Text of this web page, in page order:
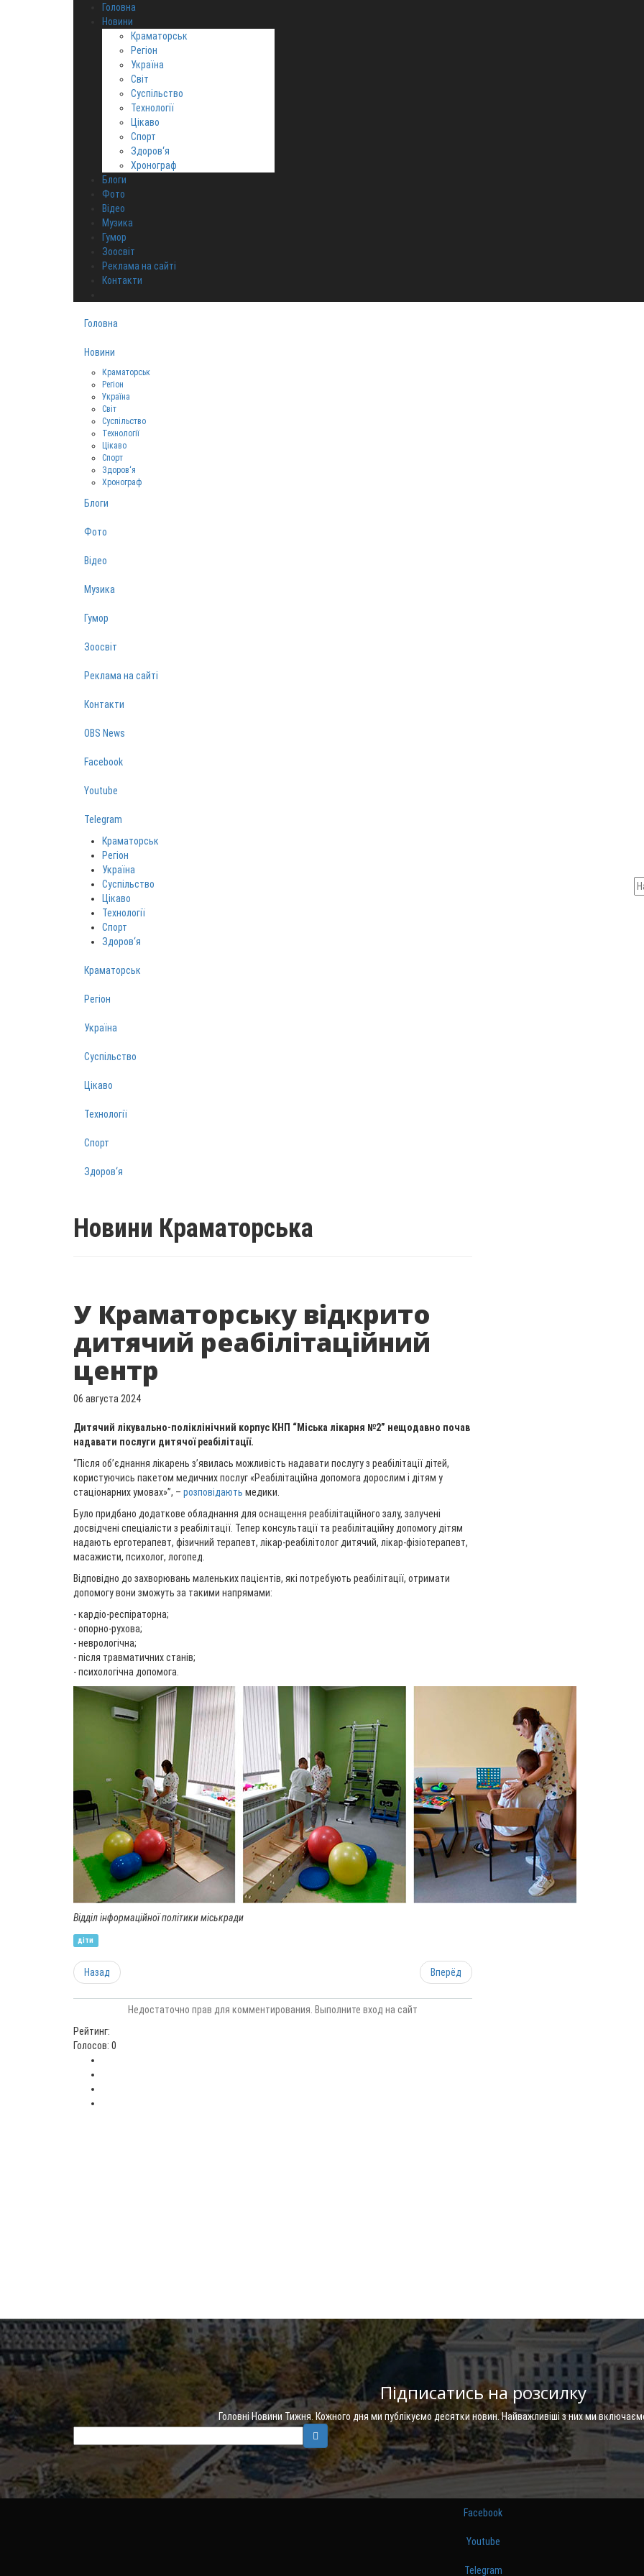
Головна
Новини
Краматорськ
Регіон
Україна
Світ
Суспільство
Технології
Цікаво
Спорт
Здоров‘я
Хронограф
Блоги
Фото
Відео
Музика
Гумор
Зоосвіт
Реклама на сайті
Контакти
Головна
Новини
Краматорськ
Регіон
Україна
Світ
Суспільство
Технології
Цікаво
Спорт
Здоров‘я
Хронограф
Блоги
Фото
Відео
Музика
Гумор
Зоосвіт
Реклама на сайті
Контакти
OBS News
Facebook
Youtube
Telegram
Краматорськ
Регіон
Україна
Суспільство
Цікаво
Технології
Спорт
Здоров‘я
Краматорськ
Регіон
Україна
Суспільство
Цікаво
Технології
Спорт
Здоров‘я
Новини Краматорська
У Краматорську відкрито
дитячий реабілітаційний
центр
06 августа 2024
Дитячий лікувально-поліклінічний корпус КНП “Міська лікарня №2” нещодавно почав
надавати послуги дитячої реабілітації.
“Після об’єднання лікарень з’явилась можливість надавати послугу з реабілітації дітей,
користуючись пакетом медичних послуг «Реабілітаційна допомога дорослим і дітям у
стаціонарних умовах»”, – розповідають медики.
Було придбано додаткове обладнання для оснащення реабілітаційного залу, залучені
досвідчені спеціалісти з реабілітації. Тепер консультації та реабілітаційну допомогу дітям
надають ерготерапевт, фізичний терапевт, лікар-реабілітолог дитячий, лікар-фізіотерапевт,
масажисти, психолог, логопед.
Відповідно до захворювань маленьких пацієнтів, які потребують реабілітації, отримати
допомогу вони зможуть за такими напрямами:
- кардіо-респіраторна;
- опорно-рухова;
- неврологічна;
- після травматичних станів;
- психологічна допомога.
Відділ інформаційної політики міськради
діти
Назад Вперёд
Недостаточно прав для комментирования. Выполните вход на сайт
Рейтинг:
Голосов: 0
Підписатись на розсилку
Головні Новини Тижня. Кожного дня ми публікуємо десятки новин. Найважливіші з них ми
Facebook
Youtube
Telegram